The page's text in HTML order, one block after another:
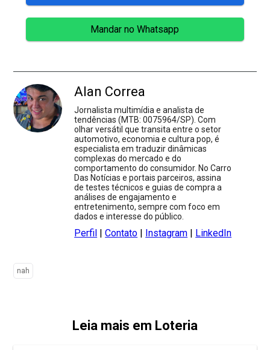
Mandar no Whatsapp
Alan Correa
Jornalista multimídia e analista de
tendências (MTB: 0075964/SP). Com
olhar versátil que transita entre o setor
automotivo, economia e cultura pop, é
especialista em traduzir dinâmicas
complexas do mercado e do
comportamento do consumidor. No Carro
Das Notícias e portais parceiros, assina
de testes técnicos e guias de compra a
análises de engajamento e
entretenimento, sempre com foco em
dados e interesse do público.
Perfil |Contato | Instagram | LinkedIn
nah
Leia mais em Loteria